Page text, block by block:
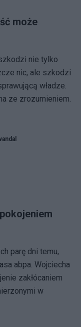
może
nie tylko
nic, ale szkodzi
władze.
ze zrozumieniem.
parę dni temu,
abpa. Wojciecha
zakłócaniem
w